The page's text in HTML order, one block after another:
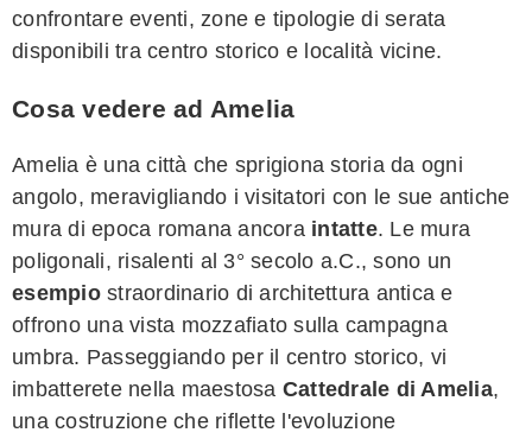
confrontare eventi, zone e tipologie di serata
disponibili tra centro storico e località vicine.
Cosa vedere ad Amelia
Amelia è una città che sprigiona storia da ogni
angolo, meravigliando i visitatori con le sue antiche
mura di epoca romana ancora intatte. Le mura
poligonali, risalenti al 3° secolo a.C., sono un
esempiostraordinario di architettura antica e
offrono una vista mozzafiato sulla campagna
umbra. Passeggiando per il centro storico, vi
imbatterete nella maestosa Cattedrale di Amelia,
una costruzione che riflette l'evoluzione